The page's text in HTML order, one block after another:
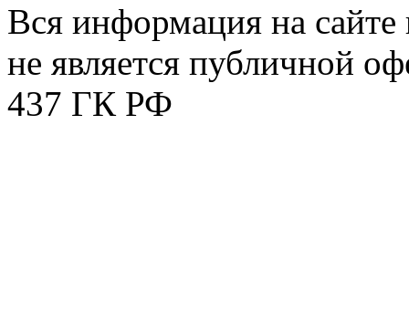
Вся информация на сайте
не является публичной
437 ГК РФ